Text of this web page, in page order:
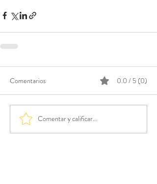
Comentarios 0.0 / 5 (0)
Comentar y calificar...